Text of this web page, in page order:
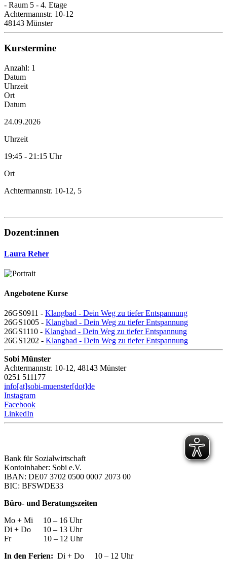
- Raum 5 - 4. Etage
Achtermannstr. 10-12
48143 Münster
Kurstermine
Anzahl: 1
Datum
Uhrzeit
Ort
Datum
24.09.2026
Uhrzeit
19:45 - 21:15 Uhr
Ort
Achtermannstr. 10-12, 5
Dozent:innen
Laura Reher
Angebotene Kurse
26GS0911 - Klangbad - Dein Weg zu tiefer Entspannung
26GS1005 - Klangbad - Dein Weg zu tiefer Entspannung
26GS1110 - Klangbad - Dein Weg zu tiefer Entspannung
26GS1202 - Klangbad - Dein Weg zu tiefer Entspannung
Sobi Münster
Achtermannstr. 10-12, 48143 Münster
0251 511177
info[at]sobi-muenster[dot]de
Instagram
Facebook
LinkedIn
Bank für Sozialwirtschaft
Kontoinhaber: Sobi e.V.
IBAN: DE07 3702 0500 0007 2073 00
BIC: BFSWDE33
Büro- und Beratungszeiten
Mo + Mi 10 – 16 Uhr
Di + Do 10 – 13 Uhr
Fr 10 – 12 Uhr
In den Ferien: Di + Do 10 – 12 Uhr